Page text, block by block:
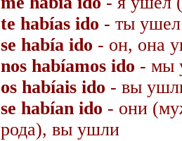
te habías ido - ты
se había ido - он, она
nos habíamos ido - мы
os habíais ido - вы
se habían ido - они
рода), вы ушли